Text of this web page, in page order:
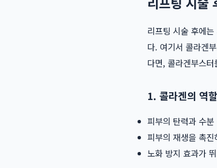
리프팅 시술 후에
다. 여기서 콜라겐
다면, 콜라겐부스
1. 콜라겐의 역할
피부의 탄력과 수
피부의 재생을 촉
노화 방지 효과가